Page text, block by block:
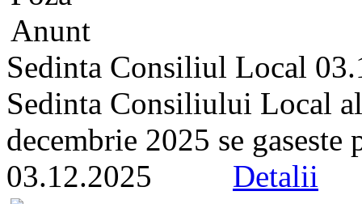
Sedinta Consiliul Local
Sedinta Consiliului Local
decembrie 2025 se
03.12.2025 Detalii